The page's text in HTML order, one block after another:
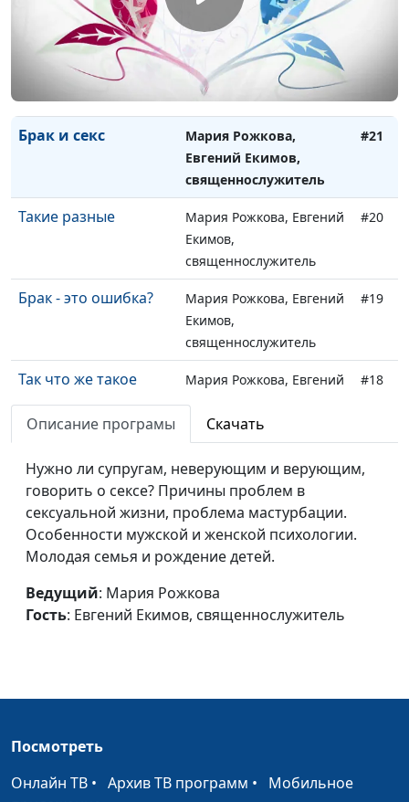
священнослужитель
Суженный ряженый
Мария Рожкова, Евгений
Екимов,
священнослужитель
Брак и секс
Мария Рожкова,
Евгений Екимов,
священнослужитель
#21
Такие разные
Мария Рожкова, Евгений
Екимов,
священнослужитель
#20
Брак - это ошибка?
Мария Рожкова, Евгений
Екимов,
священнослужитель
#19
Так что же такое
любовь?
Мария Рожкова, Евгений
Екимов,
священнослужитель
#18
Правильный выбор
Екимов,
священнослужитель
Истеричная
женщина
Виталий и Елена
Архиповы
Агрессивный
мужчина
Виталий и Елена
Архиповы
Женщина и эмоции
Виталий и Елена
Описание програмы Скачать
Нужно ли супругам, неверующим и верующим,
говорить о сексе? Причины проблем в
сексуальной жизни, проблема мастурбации.
Особенности мужской и женской психологии.
Молодая семья и рождение детей.
Ведущий: Мария Рожкова
Гость: Евгений Екимов, священнослужитель
Посмотреть
Онлайн ТВ • Архив ТВ программ • Мобильное